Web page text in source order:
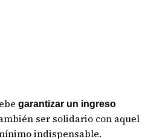
garantizar un ingreso
ser solidario con aquel
indispensable.